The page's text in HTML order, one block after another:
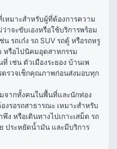
เหมาะสำหรับผู้ที่ต้องการความ
าจะขับเองหรือใช้บริการพร้อม
รถเก๋ง รถ SUV รถตู้ หรือรถหรู
หรือไปนิคมอุตสาหกรรม
เช่น ตัวเมืองระยอง บ้านเพ
ตรวจเช็กคุณภาพก่อนส่งมอบทุก
จากทั้งคนในพื้นที่และนักท่อง
งรอรถสาธารณะ เหมาะสำหรับ
หรือเดินทางไปเกาะเสม็ด รถ
ประหยัดน้ำมัน และมีบริการ